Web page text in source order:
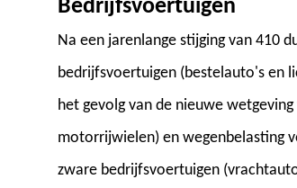
Bedrijfsvoertuigen
Na een jarenlange stijging van 410
bedrijfsvoertuigen (bestelauto's en
het gevolg van de nieuwe
motorrijwielen) en wegenbelasting
zware bedrijfsvoertuigen